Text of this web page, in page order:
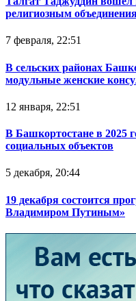
религиозным
7 февраля, 22:51
В сельских районах
модульные женские
12 января, 22:51
В Башкортостане в 2025
социальных объектов
5 декабря, 20:44
19 декабря состоится
Владимиром Путиным»